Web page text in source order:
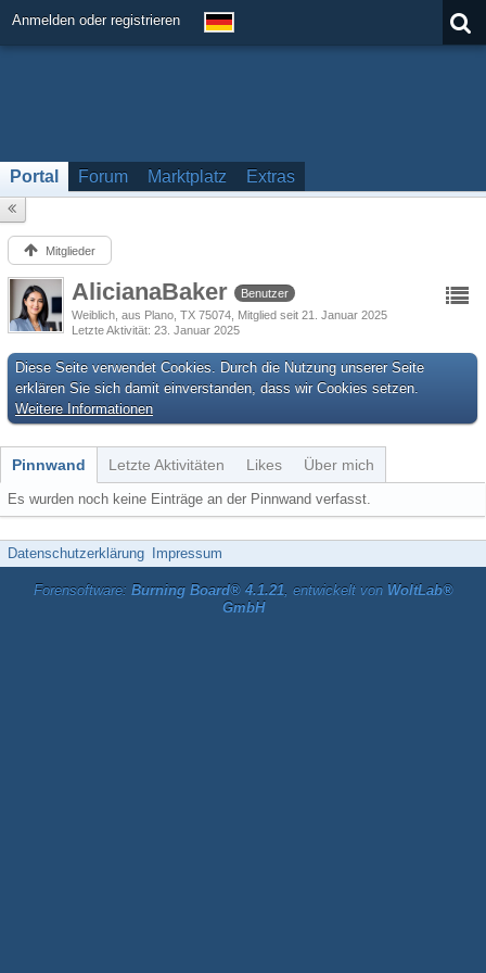
Anmelden oder registrieren
Portal Forum Marktplatz Extras
Mitglieder
AlicianaBaker
Benutzer
Weiblich aus Plano, TX 75074 Mitglied seit 21. Januar 2025
Letzte Aktivität 23. Januar 2025
Diese Seite verwendet Cookies. Durch die Nutzung unserer Seite
erklären Sie sich damit einverstanden, dass wir Cookies setzen.
Weitere Informationen
Pinnwand Letzte Aktivitäten Likes Über mich
Es wurden noch keine Einträge an der Pinnwand verfasst.
Datenschutzerklärung Impressum
Forensoftware: Burning Board® 4.1.21, entwickelt von WoltLab®
GmbH